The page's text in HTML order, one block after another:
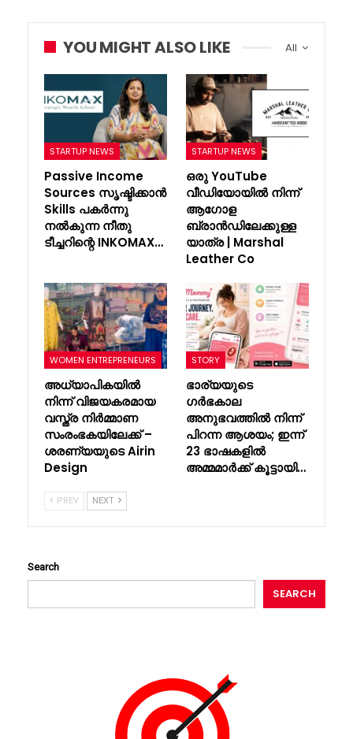
All
YOU MIGHT ALSO LIKE
STARTUP NEWS
Passive Income
Sources സൃഷ്ടിക്കാൻ
Skills പകർന്നു
നൽകുന്ന നീതു
ടീച്ചറിന്റെ INKOMAX…
STARTUP NEWS
ഒരു YouTube
വീഡിയോയിൽ നിന്ന്
ആഗോള
ബ്രാൻഡിലേക്കുള്ള
യാത്ര | Marshal
Leather Co
WOMEN ENTREPRENEURS
അധ്യാപികയിൽ
നിന്ന് വിജയകരമായ
വസ്ത്ര നിർമ്മാണ
സംരംഭകയിലേക്ക് –
ശരണ്യയുടെ Airin
Design
STORY
ഭാര്യയുടെ
ഗർഭകാല
അനുഭവത്തിൽ നിന്ന്
പിറന്ന ആശയം; ഇന്ന്
23 ഭാഷകളിൽ
അമ്മമാർക്ക് കൂട്ടായി…
PREV NEXT
Search
SEARCH